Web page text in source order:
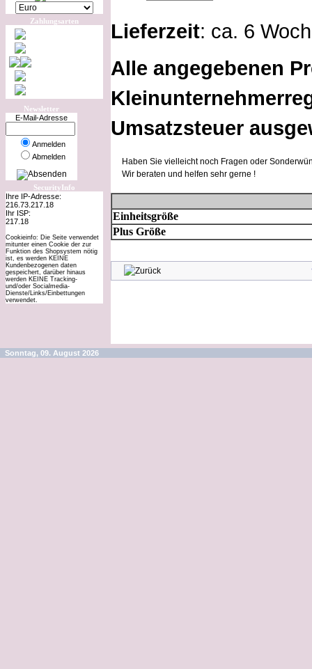
Zahlungsarten
Newsletter
E-Mail-Adresse
Anmelden
Abmelden
SecurityInfo
Ihre IP-Adresse:
216.73.217.18
Ihr ISP:
217.18
Cookieinfo: Die Seite verwendet
mitunter einen Cookie der zur
Funktion des Shopsystem nötig
ist, es werden KEINE
Kundenbezogenen daten
gespeichert, darüber hinaus
werden KEINE Tracking-
und/oder Socialmedia-
Dienste/Links/Einbettungen
verwendet.
Lieferzeit: ca. 6
Alle angegebenen
Umsatzsteuer
Haben Sie vielleicht noch Fragen oder
Wir beraten und helfen sehr gerne !
Einheitsgröße
Plus Größe
Sonntag, 09. August 2026